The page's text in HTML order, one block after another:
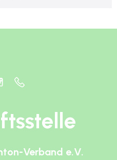
Verband e.V.